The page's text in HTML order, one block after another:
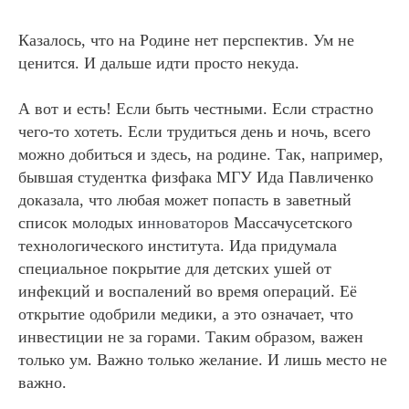
Казалось, что на Родине нет перспектив. Ум не
ценится. И дальше идти просто некуда.
А вот и есть! Если быть честными. Если страстно
чего-то хотеть. Если трудиться день и ночь, всего
можно добиться и здесь, на родине. Так, например,
бывшая студентка физфака МГУ Ида Павличенко
доказала, что любая может попасть в заветный
список молодых инноваторов Массачусетского
технологического института. Ида придумала
специальное покрытие для детских ушей от
инфекций и воспалений во время операций. Её
открытие одобрили медики, а это означает, что
инвестиции не за горами. Таким образом, важен
только ум. Важно только желание. И лишь место не
важно.